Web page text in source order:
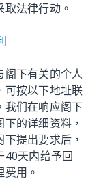
法律行动。
阁下有关的个人
可按以下地址联
我们在响应阁下
的详细资料，
提出要求后，
40天内给予回
用。